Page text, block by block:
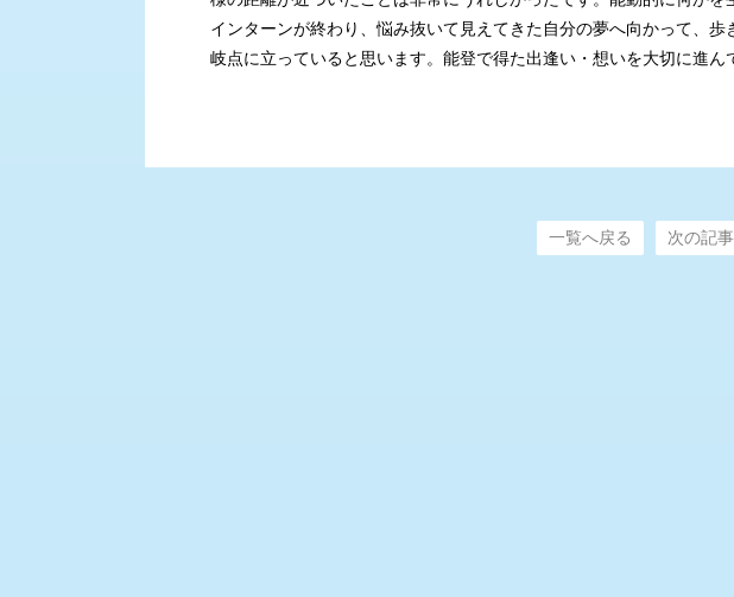
インターンが終わり、悩み抜いて見えてきた自分の夢へ向かって、
岐点に立っていると思います。能登で得た出逢い・想いを大切に進ん
一覧へ戻る 次の記